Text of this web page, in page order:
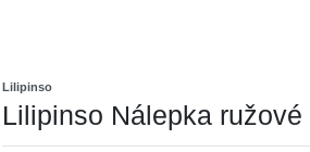
Lilipinso
Lilipinso Nálepka